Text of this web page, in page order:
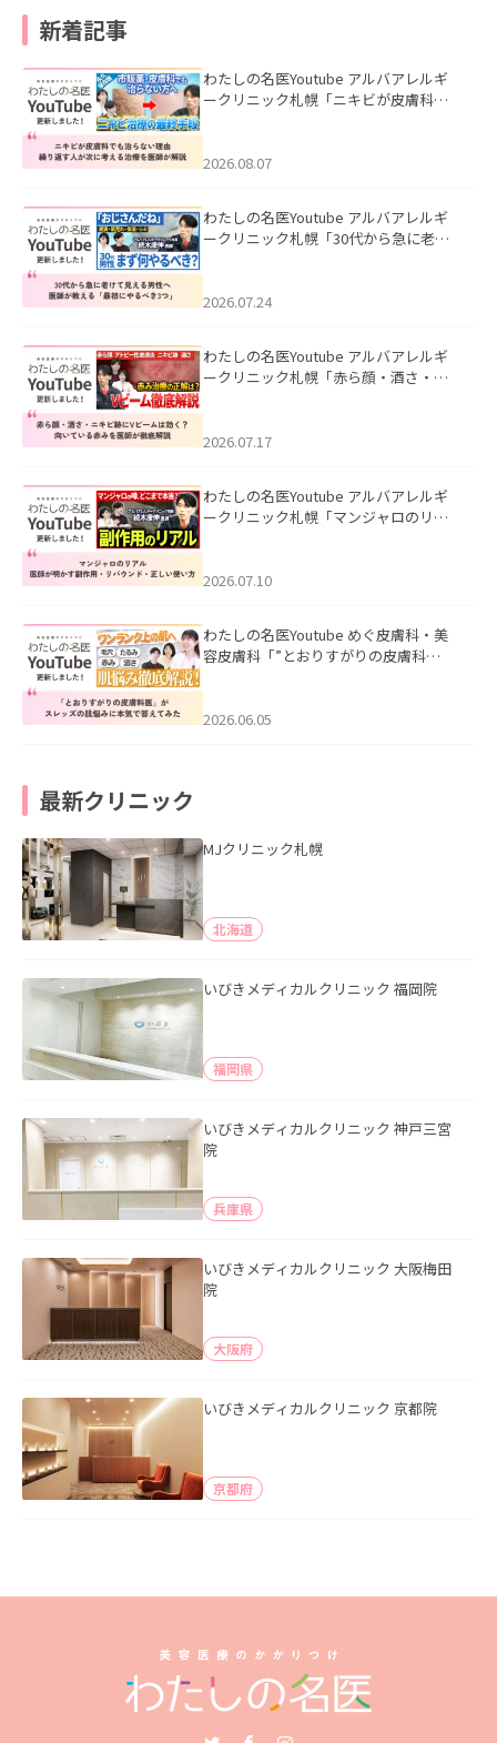
新着記事
わたしの名医Youtube アルバアレルギ
ークリニック札幌「ニキビが皮膚科で
ました。
2026.08.07
わたしの名医Youtube アルバアレルギ
ークリニック札幌「30代から急に老け
た。
2026.07.24
わたしの名医Youtube アルバアレルギ
ークリニック札幌「赤ら顔・酒さ・ニ
した。
2026.07.17
わたしの名医Youtube アルバアレルギ
ークリニック札幌「マンジャロのリア
た。
2026.07.10
わたしの名医Youtube めぐ皮膚科・美
容皮膚科「”とおりすがりの皮膚科
2026.06.05
最新クリニック
MJクリニック札幌
北海道
いびきメディカルクリニック 福岡院
福岡県
いびきメディカルクリニック 神戸三宮
院
兵庫県
いびきメディカルクリニック 大阪梅田
院
大阪府
いびきメディカルクリニック 京都院
京都府